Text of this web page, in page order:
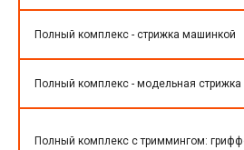
Полный комплекс - стрижка машинкой
Полный комплекс - модельная стрижка
Полный комплекс с триммингом: